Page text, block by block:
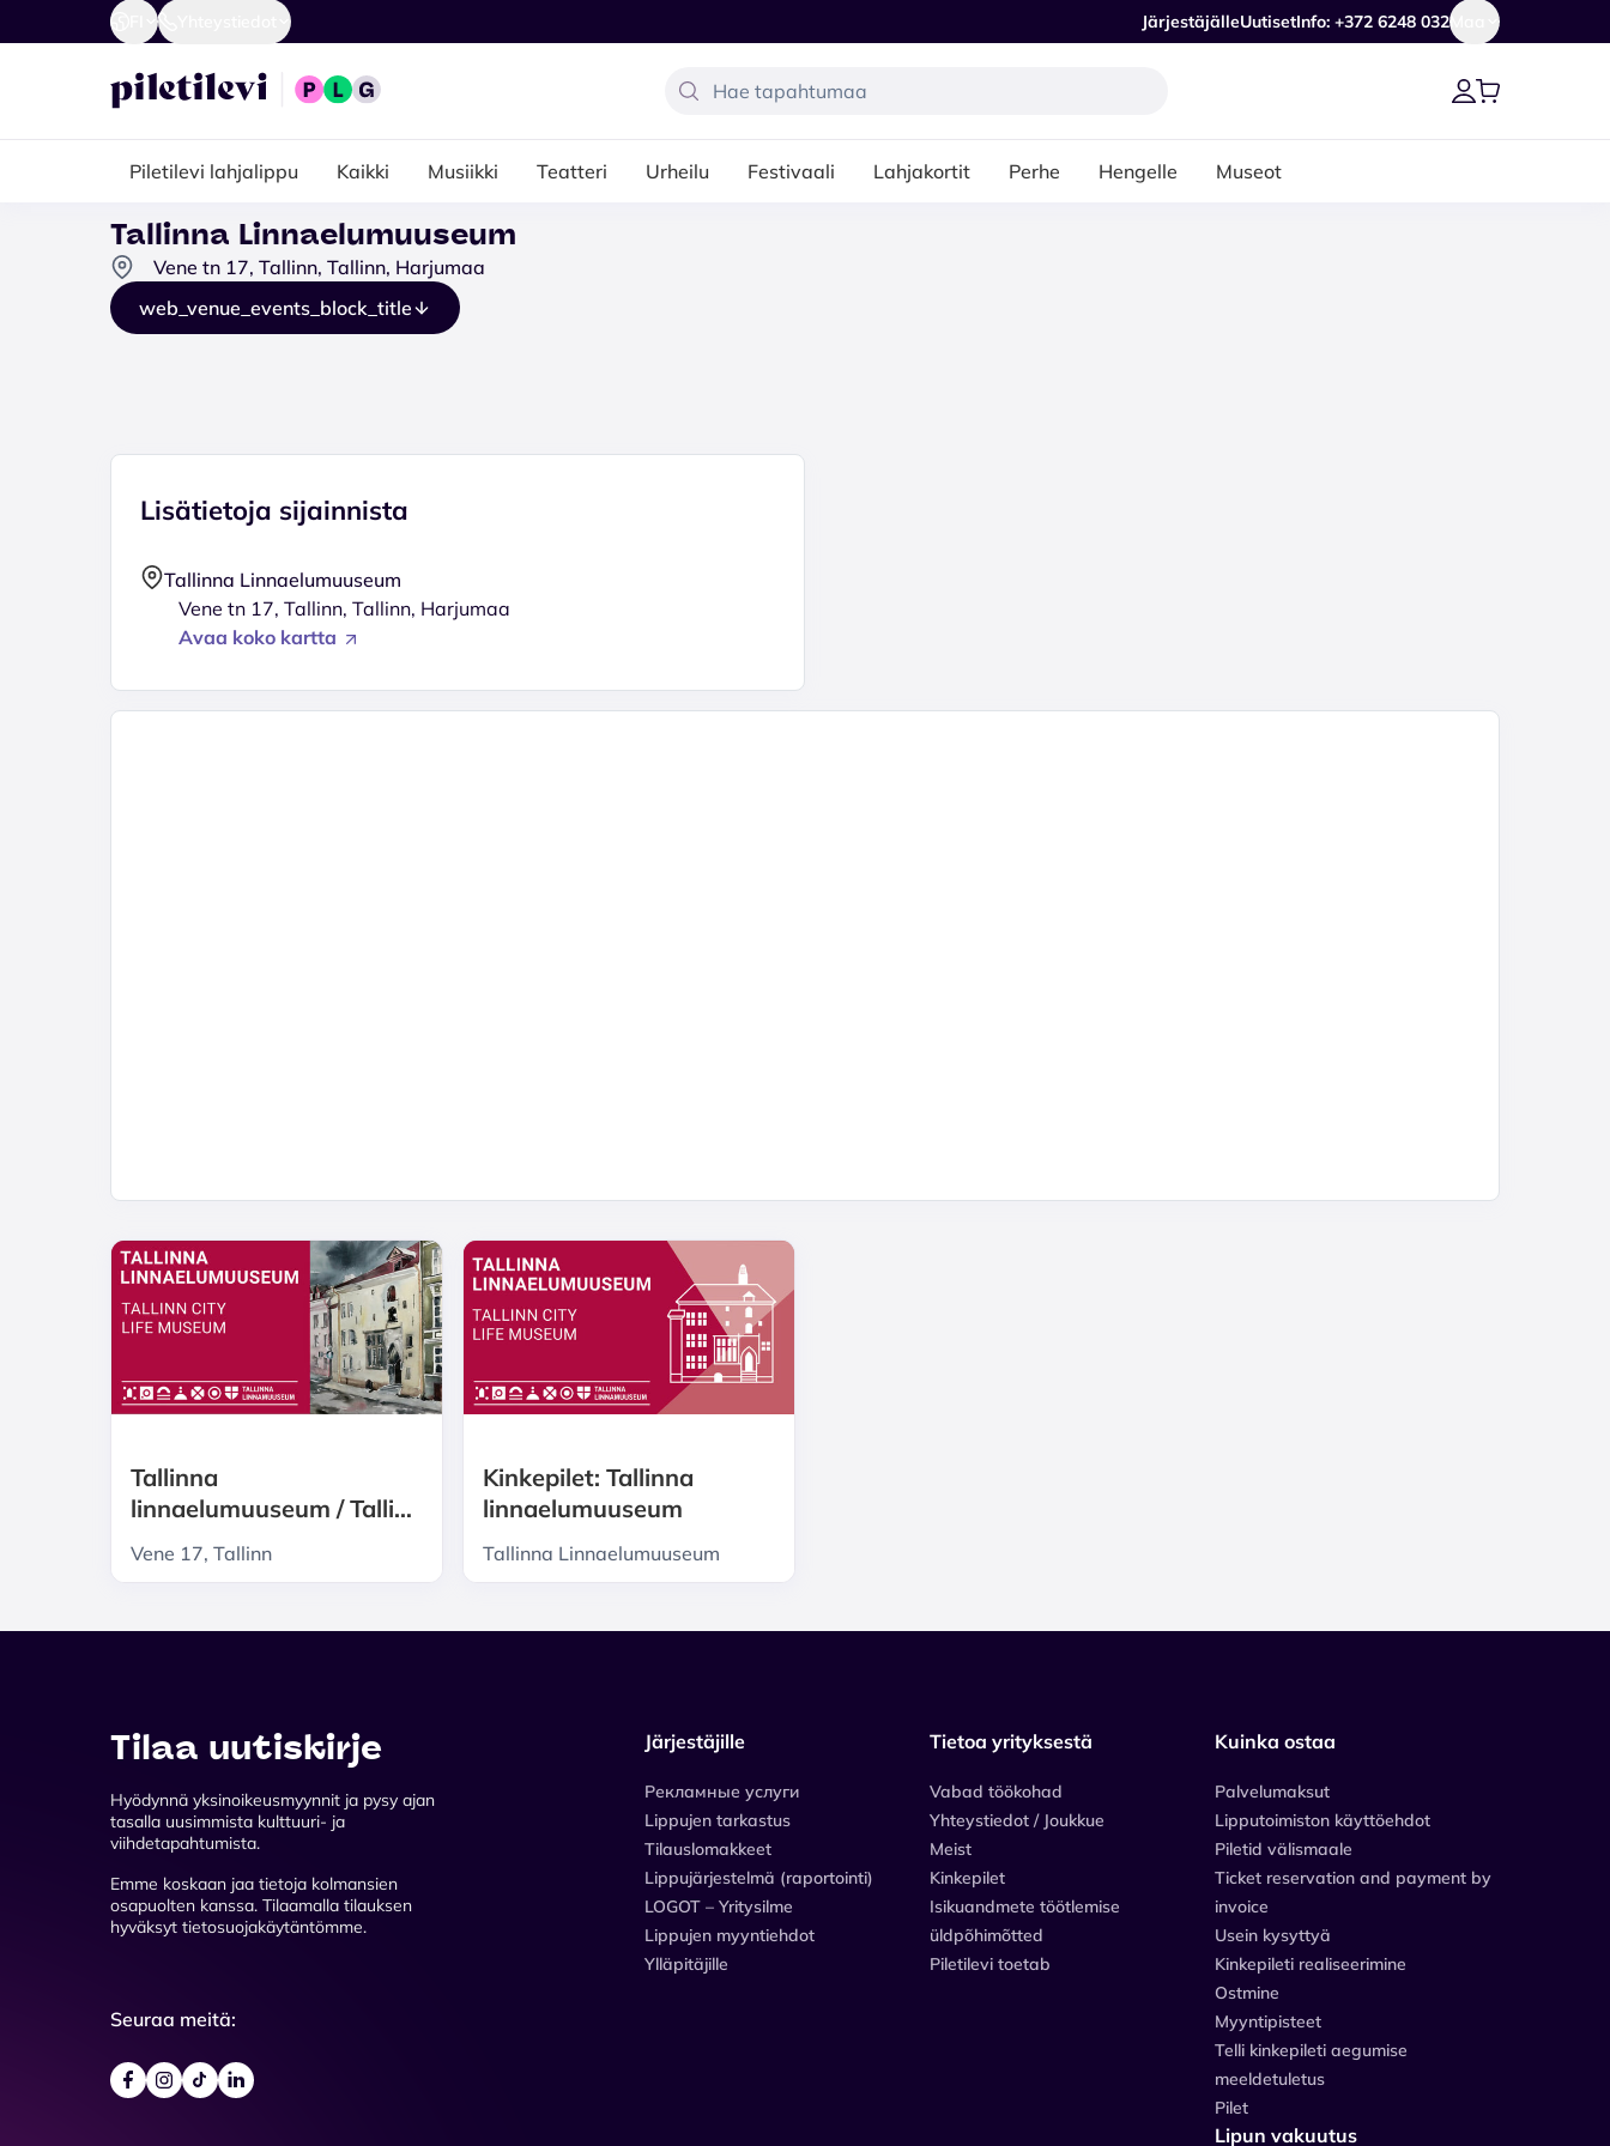
JärjestäjälleUutisetInfo: +372 6248 032Maa
Piletilevi lahjalippu Kaikki Musiikki Teatteri Urheilu Festivaali Lahjakortit Perhe Hengelle Museot
Tallinna Linnaelumuuseum
Vene tn 17, Tallinn, Tallinn, Harjumaa
web_venue_events_block_title
Lisätietoja sijainnista
Tallinna Linnaelumuuseum
Vene tn 17, Tallinn, Tallinn, Harjumaa
Avaa koko kartta
Tallinna
linnaelumuuseum / Tallinn
City Life museum
Vene 17, Tallinn
Kinkepilet: Tallinna
linnaelumuuseum
Tallinna Linnaelumuuseum
Tilaa uutiskirje
Hyödynnä yksinoikeusmyynnit ja pysy ajan
tasalla uusimmista kulttuuri- ja
viihdetapahtumista.
Emme koskaan jaa tietoja kolmansien
osapuolten kanssa. Tilaamalla tilauksen
hyväksyt tietosuojakäytäntömme.
Seuraa meitä:
Järjestäjille
Рекламные услуги
Lippujen tarkastus
Tilauslomakkeet
Lippujärjestelmä (raportointi)
LOGOT – Yritysilme
Lippujen myyntiehdot
Ylläpitäjille
Tietoa yrityksestä
Vabad töökohad
Yhteystiedot / Joukkue
Meist
Kinkepilet
Isikuandmete töötlemise
üldpõhimõtted
Piletilevi toetab
Kuinka ostaa
Palvelumaksut
Lipputoimiston käyttöehdot
Piletid välismaale
Ticket reservation and payment by
invoice
Usein kysyttyä
Kinkepileti realiseerimine
Ostmine
Myyntipisteet
Telli kinkepileti aegumise
meeldetuletus
Pilet
Lipun vakuutus